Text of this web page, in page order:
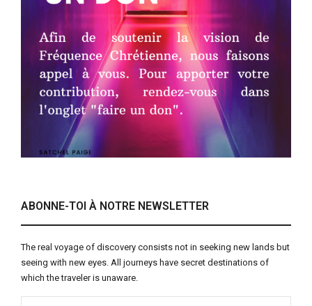
ABONNE-TOI À NOTRE NEWSLETTER
The real voyage of discovery consists not in seeking new lands but
seeing with new eyes. All journeys have secret destinations of
which the traveler is unaware.